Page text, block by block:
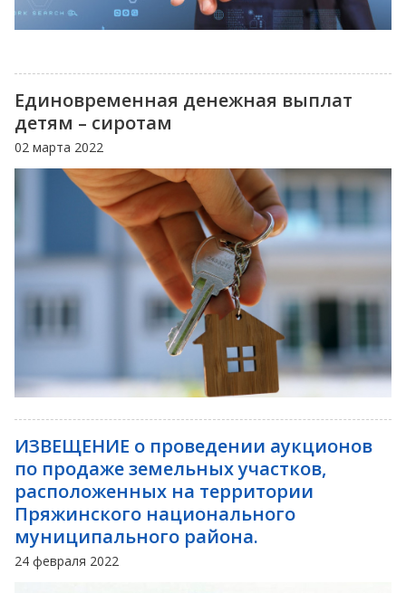
Единовременная денежная выплат
детям – сиротам
02 марта 2022
ИЗВЕЩЕНИЕ о проведении аукционов
по продаже земельных участков,
расположенных на территории
Пряжинского национального
муниципального района.
24 февраля 2022